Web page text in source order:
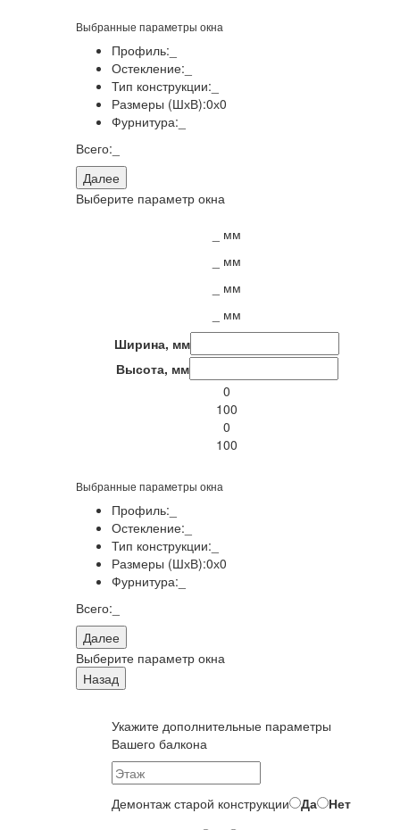
Выбранные параметры окна
Профиль:
Остекление:
Тип конструкции:
Размеры (ШхВ):0х0
Фурнитура:
Всего:
Далее
Выберите параметр окна
мм
мм
мм
мм
Ширина, мм
Высота, мм
0
100
0
100
Выбранные параметры окна
Профиль:
Остекление:
Тип конструкции:
Размеры (ШхВ):0х0
Фурнитура:
Всего:
Далее
Выберите параметр окна
Назад
Укажите дополнительные параметры
Вашего балкона
Демонтаж старой конструкции Да
Нет